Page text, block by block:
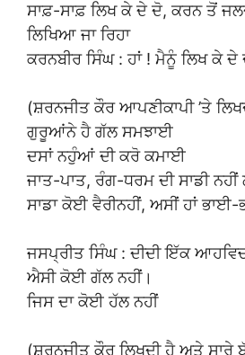
ਸਾਫ਼-ਸਾਫ਼ ਲਿਖ ਕੇ ਦੇ ਦੋ, ਕਰਨ ਤੋਂ
ਲਿਖਿਆ ਜਾ ਰਿਹਾ
ਕਰਨਬੀਰ ਸਿੰਘ : ਹਾਂ ! ਮੈਨੂੰ ਲਿਖ ਕੇ ਦੇ
(ਸ਼ਰਨਜੀਤ ਕੌਰ ਆਪਣੀਕਾਪੀ ’ਤੇ
ਗੁਰੂਆਂਨੇ ਹੈ ਗੱਲ ਸਮਝਾਈ
ਦਸਾਂ ਨਹੁੰਆਂ ਦੀ ਕਰੋ ਕਮਾਈ
ਜਾਤ-ਪਾਤ, ਰੰਗ-ਧਰਮ ਦੀ ਸਾਡੀ
ਸਾਡਾ ਕੋਈ ਵੈਰੀਨਹੀਂ, ਅਸੀਂ ਹਾਂ ਭਾਈ-
ਜਸਪ੍ਰੀਤ ਸਿੰਘ : ਦੀਦੀ ਇੱਕ
ਐਸੀ ਕੋਈ ਗੱਲ ਨਹੀਂ।
ਜਿਸ ਦਾ ਕੋਈ ਹੱਲ ਨਹੀਂ
(ਸ਼ਰਨਜੀਤ ਕੌਰ ਲਿਖਦੀ ਹੈ ਅਤੇ ਸਾਰੇ